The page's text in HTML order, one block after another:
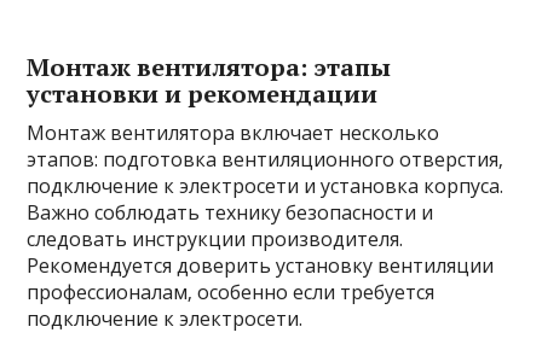
Монтаж вентилятора: этапы
установки и рекомендации
Монтаж вентилятора включает несколько
этапов: подготовка вентиляционного отверстия‚
подключение к электросети и установка корпуса.
Важно соблюдать технику безопасности и
следовать инструкции производителя.
Рекомендуется доверить установку вентиляции
профессионалам‚ особенно если требуется
подключение к электросети.